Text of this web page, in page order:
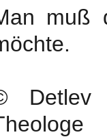
muß
Detlev